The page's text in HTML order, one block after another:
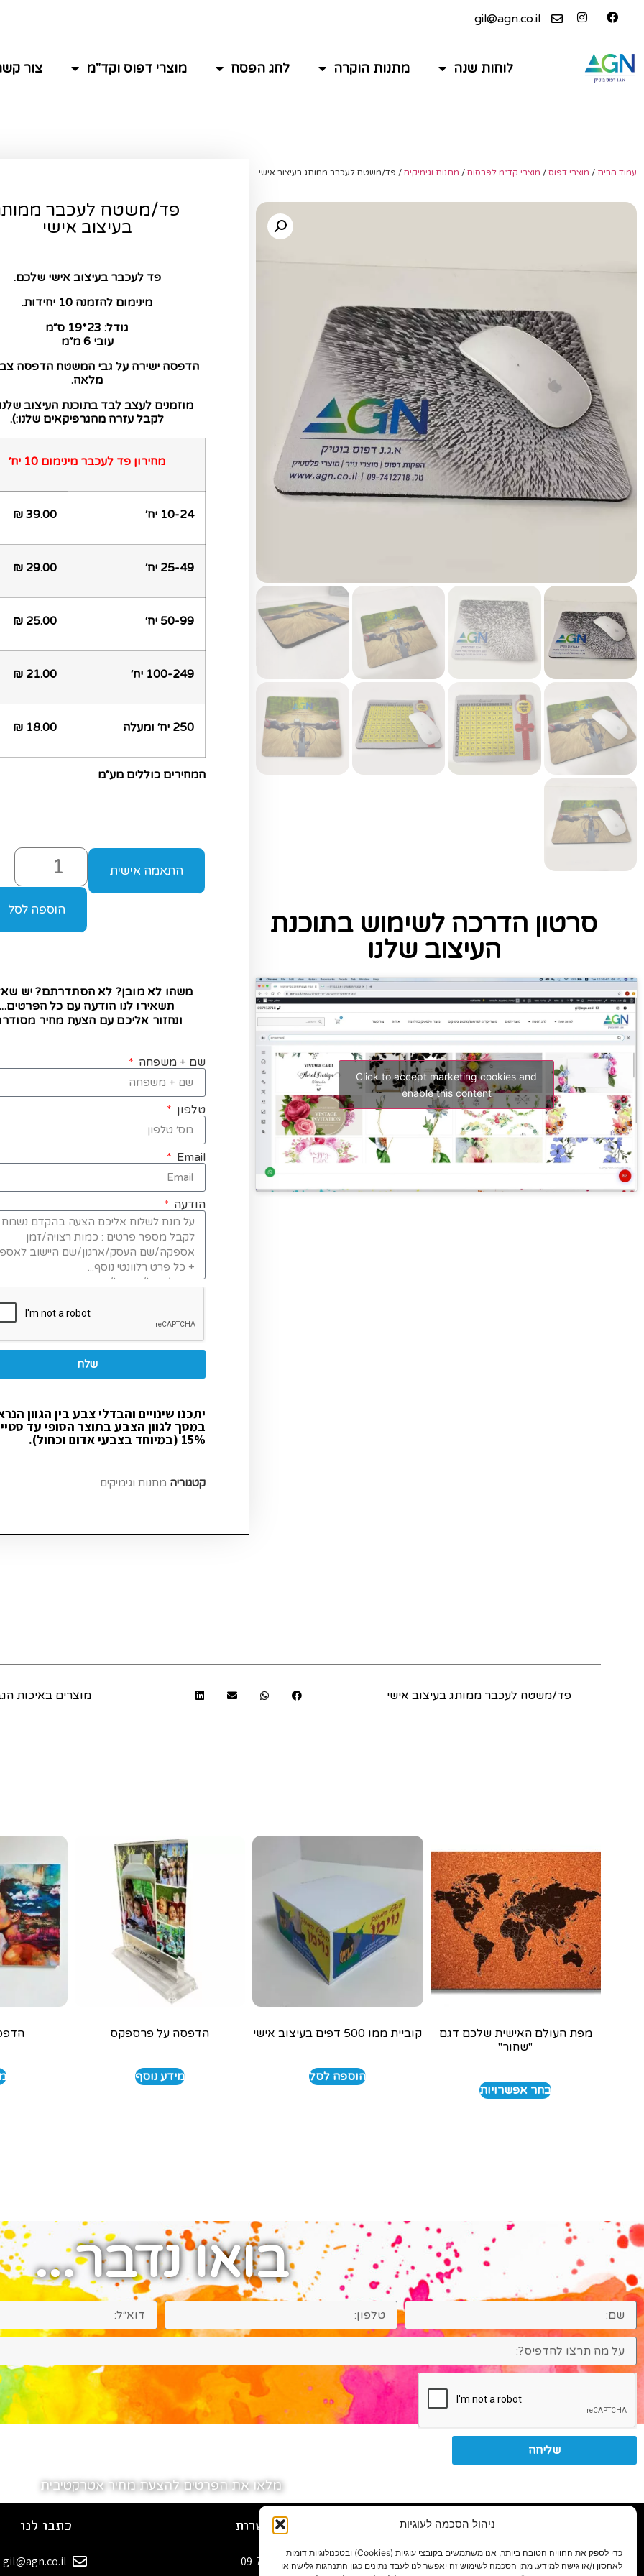
ניהול הסכמה לעוגיות
כדי לספק את החוויה הטובה ביותר, אנו משתמשים בקובצי עוגיות (Cookies) ובטכנולוגיות דומות
לאחסון ו/או גישה למידע. מתן הסכמה לשימוש זה יאפשר לנו לעבד נתונים כגון התנהגות גלישה או
gil@agn.co.il
לוחות שנה מתנות הוקרה לחג הפסח מוצרי דפוס וקד"מ צור
עמוד הבית / מוצרי דפוס / מוצרי קד״מ לפרסום / מתנות וגימיקים / פד/משטח לעכבר ממותג בעיצוב אישי
סרטון הדרכה לשימוש בתוכנת
העיצוב שלנו
Click to accept marketing cookies and
enable this content
פד/משטח לעכבר
בעיצוב אישי
פד לעכבר בעיצוב אישי שלכם.
מינימום להזמנה 10 יחידות.
גודל: 23*19 ס״מ
עובי 6 מ״מ
הדפסה ישירה על גבי המשטח הדפסה
מלאה.
מוזמנים לעצב לבד בתוכנת העיצוב
לקבל עזרה מהגרפיקאים שלנו:).
מחירון פד לעכבר מינימום 10 יח׳
10-24 יח׳ 39.00 ₪
25-49 יח׳ 29.00 ₪
50-99 יח׳ 25.00 ₪
100-249 יח׳ 21.00 ₪
250 יח׳ ומעלה 18.00 ₪
המחירים כוללים מע״מ
התאמה אישית
הוספה לסל
משהו לא מובן? לא הסתדרתם? יש
תשאירו לנו הודעה עם כל הפרטים...
ונחזור אליכם עם הצעת מחיר
שם + משפחה
טלפון
Email
הודעה
שלח
יתכנו שינויים והבדלי צבע בין הגוון
במסך לגוון הצבע בתוצר הסופי עד
15% (במיוחד בצבעי אדום וכחול).
קטגוריה מתנות וגימיקים
פד/משטח לעכבר ממותג בעיצוב אישי מוצרים באיכות
מפת העולם האישית שלכם דגם
"שחור"
בחר אפשרויות
קוביית ממו 500 דפים בעיצוב אישי
הוספה לסל
הדפסה על פרספקס
מידע נוסף
בואו נדבר...
שליחה
מלאו את הפרטים להצעת מחיר אטרקטיבית
פרטי התקשרות
09-7412718
כתבו לנו
gil@agn.co.il